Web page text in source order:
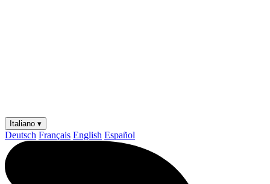
Italiano ▾
Deutsch Français English Español